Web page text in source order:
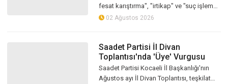
fesat karıştırma", "irtikap" ve "suç işlemek
amacıyla örgüt kurma" suçlamaları
02 Ağustos 2026
Saadet Partisi İl Divan
Toplantısı'nda 'Üye' Vurgusu
Saadet Partisi Kocaeli İl Başkanlığı'nın
Ağustos ayı İl Divan Toplantısı, teşkilat